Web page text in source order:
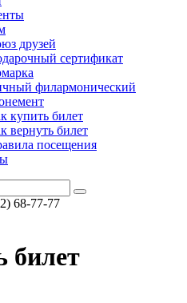
друзей
сертификат
филармонический
купить билет
вернуть билет
посещения
68-77-77
билет